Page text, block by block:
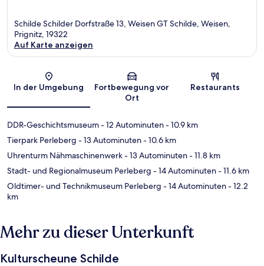
Schilde Schilder Dorfstraße 13, Weisen GT Schilde, Weisen,
Prignitz, 19322
Auf Karte anzeigen
In der Umgebung
Fortbewegung vor
Ort
Restaurants
DDR-Geschichtsmuseum- 12 Autominuten- 10.9 km
Tierpark Perleberg - 13 Autominuten- 10.6 km
Uhrenturm Nähmaschinenwerk- 13 Autominuten- 11.8 km
Stadt- und Regionalmuseum Perleberg - 14 Autominuten- 11.6 km
Oldtimer- und Technikmuseum Perleberg - 14 Autominuten- 12.2
km
Mehr zu dieser Unterkunft
Kulturscheune Schilde